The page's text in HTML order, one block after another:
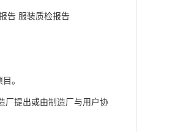
告 服装质检报告
。
厂提出或由制造厂与用户协